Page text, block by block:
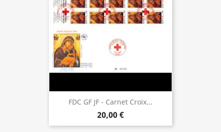
FDC GF JF - Carnet Croix...
20,00 €